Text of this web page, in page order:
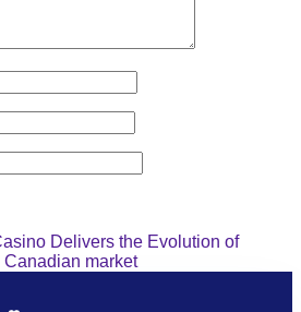
Delivers the Evolution of
market